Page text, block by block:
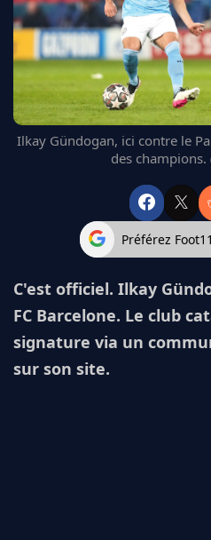
FC BARCELONE
MANCHESTER UNITED
CHELSEA
BAYERN
L'AVIS DE LA RÉDAC'
Ilkay Gündogan, ici contre le
des
Préférez
C'est officiel. Ilkay
FC Barcelone. Le club
signature via un
sur son site.